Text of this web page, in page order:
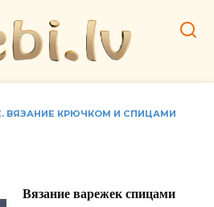
ВЯЗАНИЕ КРЮЧКОМ И СПИЦАМИ
Вязание варежек спицами